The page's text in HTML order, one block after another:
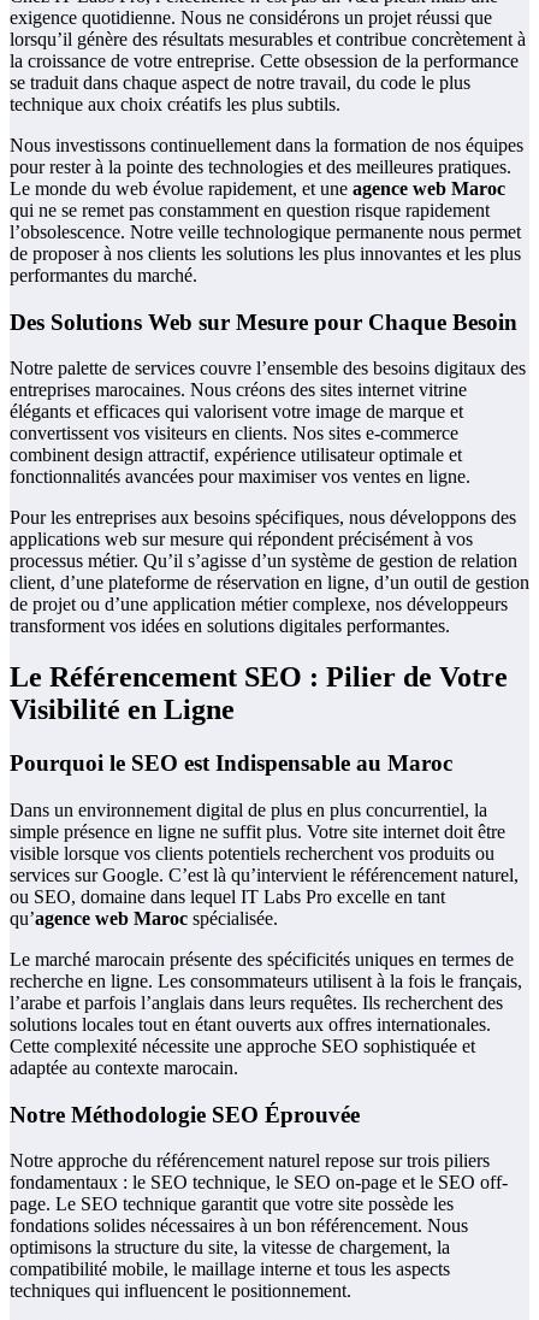
exigence quotidienne. Nous ne considérons un projet réussi que
lorsqu’il génère des résultats mesurables et contribue concrètement à
la croissance de votre entreprise. Cette obsession de la performance
se traduit dans chaque aspect de notre travail, du code le plus
technique aux choix créatifs les plus subtils.
Nous investissons continuellement dans la formation de nos équipes
pour rester à la pointe des technologies et des meilleures pratiques.
Le monde du web évolue rapidement, et une agence web Maroc
qui ne se remet pas constamment en question risque rapidement
l’obsolescence. Notre veille technologique permanente nous permet
de proposer à nos clients les solutions les plus innovantes et les plus
performantes du marché.
Des Solutions Web sur Mesure pour Chaque Besoin
Notre palette de services couvre l’ensemble des besoins digitaux des
entreprises marocaines. Nous créons des sites internet vitrine
élégants et efficaces qui valorisent votre image de marque et
convertissent vos visiteurs en clients. Nos sites e-commerce
combinent design attractif, expérience utilisateur optimale et
fonctionnalités avancées pour maximiser vos ventes en ligne.
Pour les entreprises aux besoins spécifiques, nous développons des
applications web sur mesure qui répondent précisément à vos
processus métier. Qu’il s’agisse d’un système de gestion de relation
client, d’une plateforme de réservation en ligne, d’un outil de gestion
de projet ou d’une application métier complexe, nos développeurs
transforment vos idées en solutions digitales performantes.
Le Référencement SEO : Pilier de Votre
Visibilité en Ligne
Pourquoi le SEO est Indispensable au Maroc
Dans un environnement digital de plus en plus concurrentiel, la
simple présence en ligne ne suffit plus. Votre site internet doit être
visible lorsque vos clients potentiels recherchent vos produits ou
services sur Google. C’est là qu’intervient le référencement naturel,
ou SEO, domaine dans lequel IT Labs Pro excelle en tant
qu’agence web Maroc spécialisée.
Le marché marocain présente des spécificités uniques en termes de
recherche en ligne. Les consommateurs utilisent à la fois le français,
l’arabe et parfois l’anglais dans leurs requêtes. Ils recherchent des
solutions locales tout en étant ouverts aux offres internationales.
Cette complexité nécessite une approche SEO sophistiquée et
adaptée au contexte marocain.
Notre Méthodologie SEO Éprouvée
Notre approche du référencement naturel repose sur trois piliers
fondamentaux : le SEO technique, le SEO on-page et le SEO off-
page. Le SEO technique garantit que votre site possède les
fondations solides nécessaires à un bon référencement. Nous
optimisons la structure du site, la vitesse de chargement, la
compatibilité mobile, le maillage interne et tous les aspects
techniques qui influencent le positionnement.